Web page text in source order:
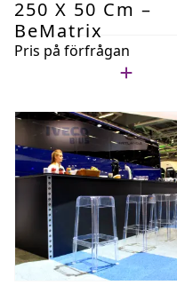
250 X 50 Cm –
BeMatrix
Pris på förfrågan